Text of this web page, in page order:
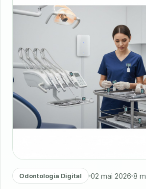
Odontologia Digital 02 mai 2026 8